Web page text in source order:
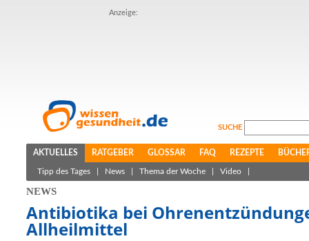
Anzeige:
SUCHE
AKTUELLES RATGEBER GLOSSAR FAQ REZEPTE
Tipp des Tages News Thema der Woche Video
NEWS
Antibiotika bei
Allheilmittel